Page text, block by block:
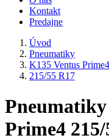
Kontakt
Predajne
Úvod
Pneumatiky
K135 Ventus Prime4
215/55 R17
Prime4